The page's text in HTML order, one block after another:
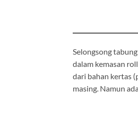
Selongsong
dalam kemasan
dari bahan kertas
masing. Namun